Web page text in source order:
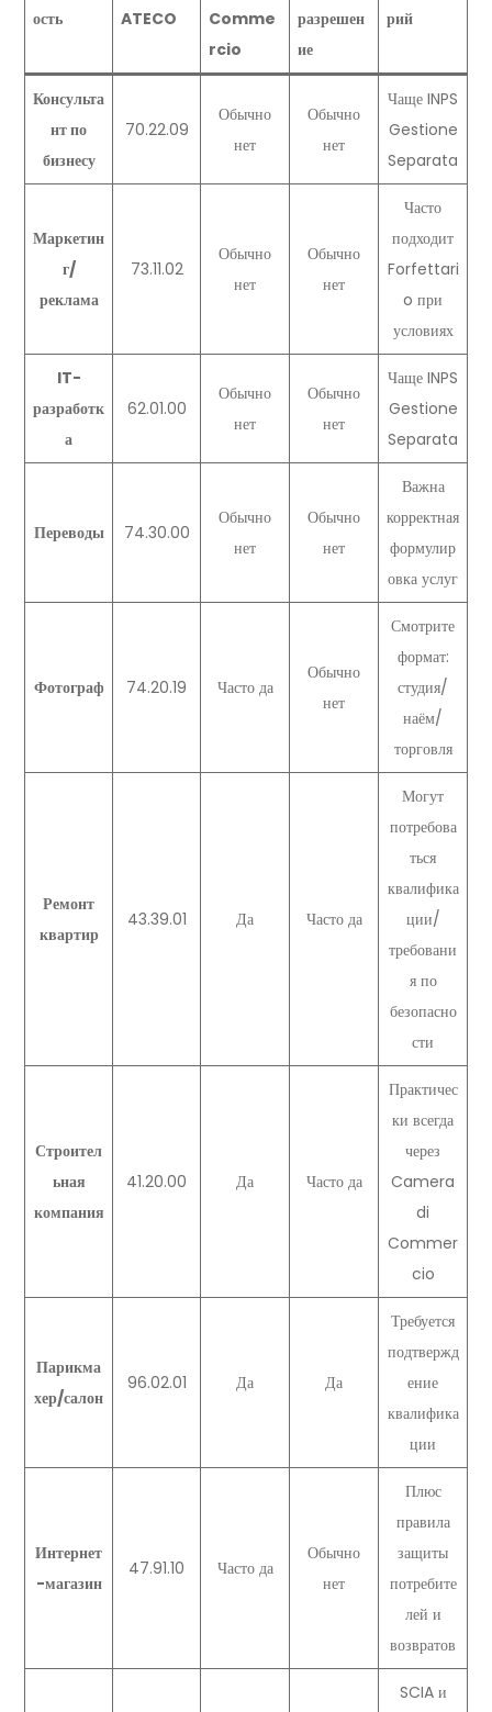
ость
ATECO
Comme
rcio
разрешен
ие
рий
Консульта
нт по
бизнесу
70.22.09
Обычно
нет
Обычно
нет
Чаще INPS
Gestione
Separata
Маркетин
г/
реклама
73.11.02
Обычно
нет
Обычно
нет
Часто
подходит
Forfettari
o при
условиях
IT-
разработк
а
62.01.00
Обычно
нет
Обычно
нет
Чаще INPS
Gestione
Separata
Переводы 74.30.00
Обычно
нет
Обычно
нет
Важна
корректная
формулир
овка услуг
Фотограф 74.20.19 Часто да
Обычно
нет
Смотрите
формат:
студия/
наём/
торговля
Ремонт
квартир
43.39.01 Да Часто да
Могут
потребова
ться
квалифика
ции/
требовани
я по
безопасно
сти
Строител
ьная
компания
41.20.00 Да Часто да
Практичес
ки всегда
через
Camera
di
Commer
cio
Парикма
хер/салон
96.02.01 Да Да
Требуется
подтвержд
ение
квалифика
ции
Интернет
-магазин
47.91.10 Часто да
Обычно
нет
Плюс
правила
защиты
потребите
лей и
возвратов
SCIA и